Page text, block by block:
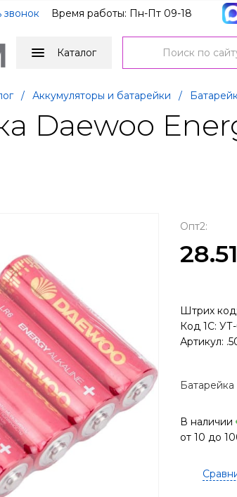
звонок Время работы: Пн-Пт 09-18
Каталог
/ Аккумуляторы и батарейки /
Daewoo
Опт2:
Штрих
Код 1С:
Артикул:
В наличии
от 10 до